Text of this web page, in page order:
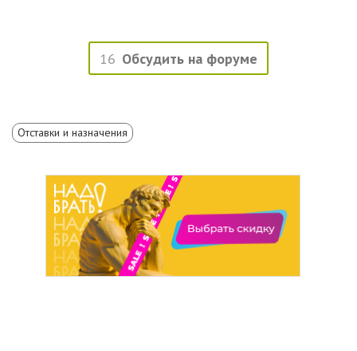
16 Обсудить на форуме
Отставки и назначения